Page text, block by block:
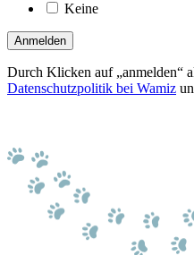
Keine
Anmelden
Durch Klicken auf „anmelden“
Datenschutzpolitik bei Wamiz